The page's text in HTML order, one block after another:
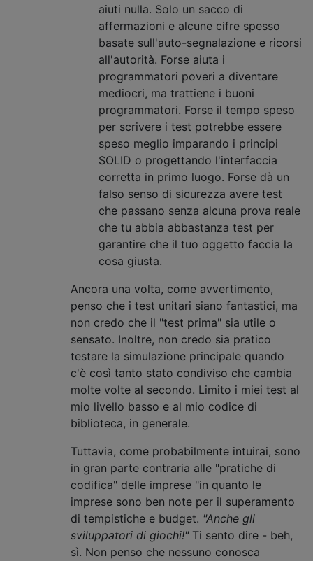
aiuti nulla. Solo un sacco di
affermazioni e alcune cifre spesso
basate sull'auto-segnalazione e ricorsi
all'autorità. Forse aiuta i
programmatori poveri a diventare
mediocri, ma trattiene i buoni
programmatori. Forse il tempo speso
per scrivere i test potrebbe essere
speso meglio imparando i principi
SOLID o progettando l'interfaccia
corretta in primo luogo. Forse dà un
falso senso di sicurezza avere test
che passano senza alcuna prova reale
che tu abbia abbastanza test per
garantire che il tuo oggetto faccia la
cosa giusta.
Ancora una volta, come avvertimento,
penso che i test unitari siano fantastici, ma
non credo che il "test prima" sia utile o
sensato. Inoltre, non credo sia pratico
testare la simulazione principale quando
c'è così tanto stato condiviso che cambia
molte volte al secondo. Limito i miei test al
mio livello basso e al mio codice di
biblioteca, in generale.
Tuttavia, come probabilmente intuirai, sono
in gran parte contraria alle "pratiche di
codifica" delle imprese "in quanto le
imprese sono ben note per il superamento
di tempistiche e budget. "Anche gli
sviluppatori di giochi!" Ti sento dire - beh,
sì. Non penso che nessuno conosca